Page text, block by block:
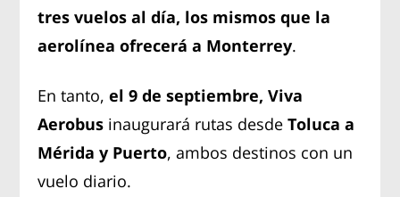
tres vuelos al día, los mismos que la
aerolínea ofrecerá a Monterrey.
En tanto,el 9 de septiembre, Viva
Aerobus inaugurará rutas desde Toluca a
Mérida y Puerto, ambos destinos con un
vuelo diario.